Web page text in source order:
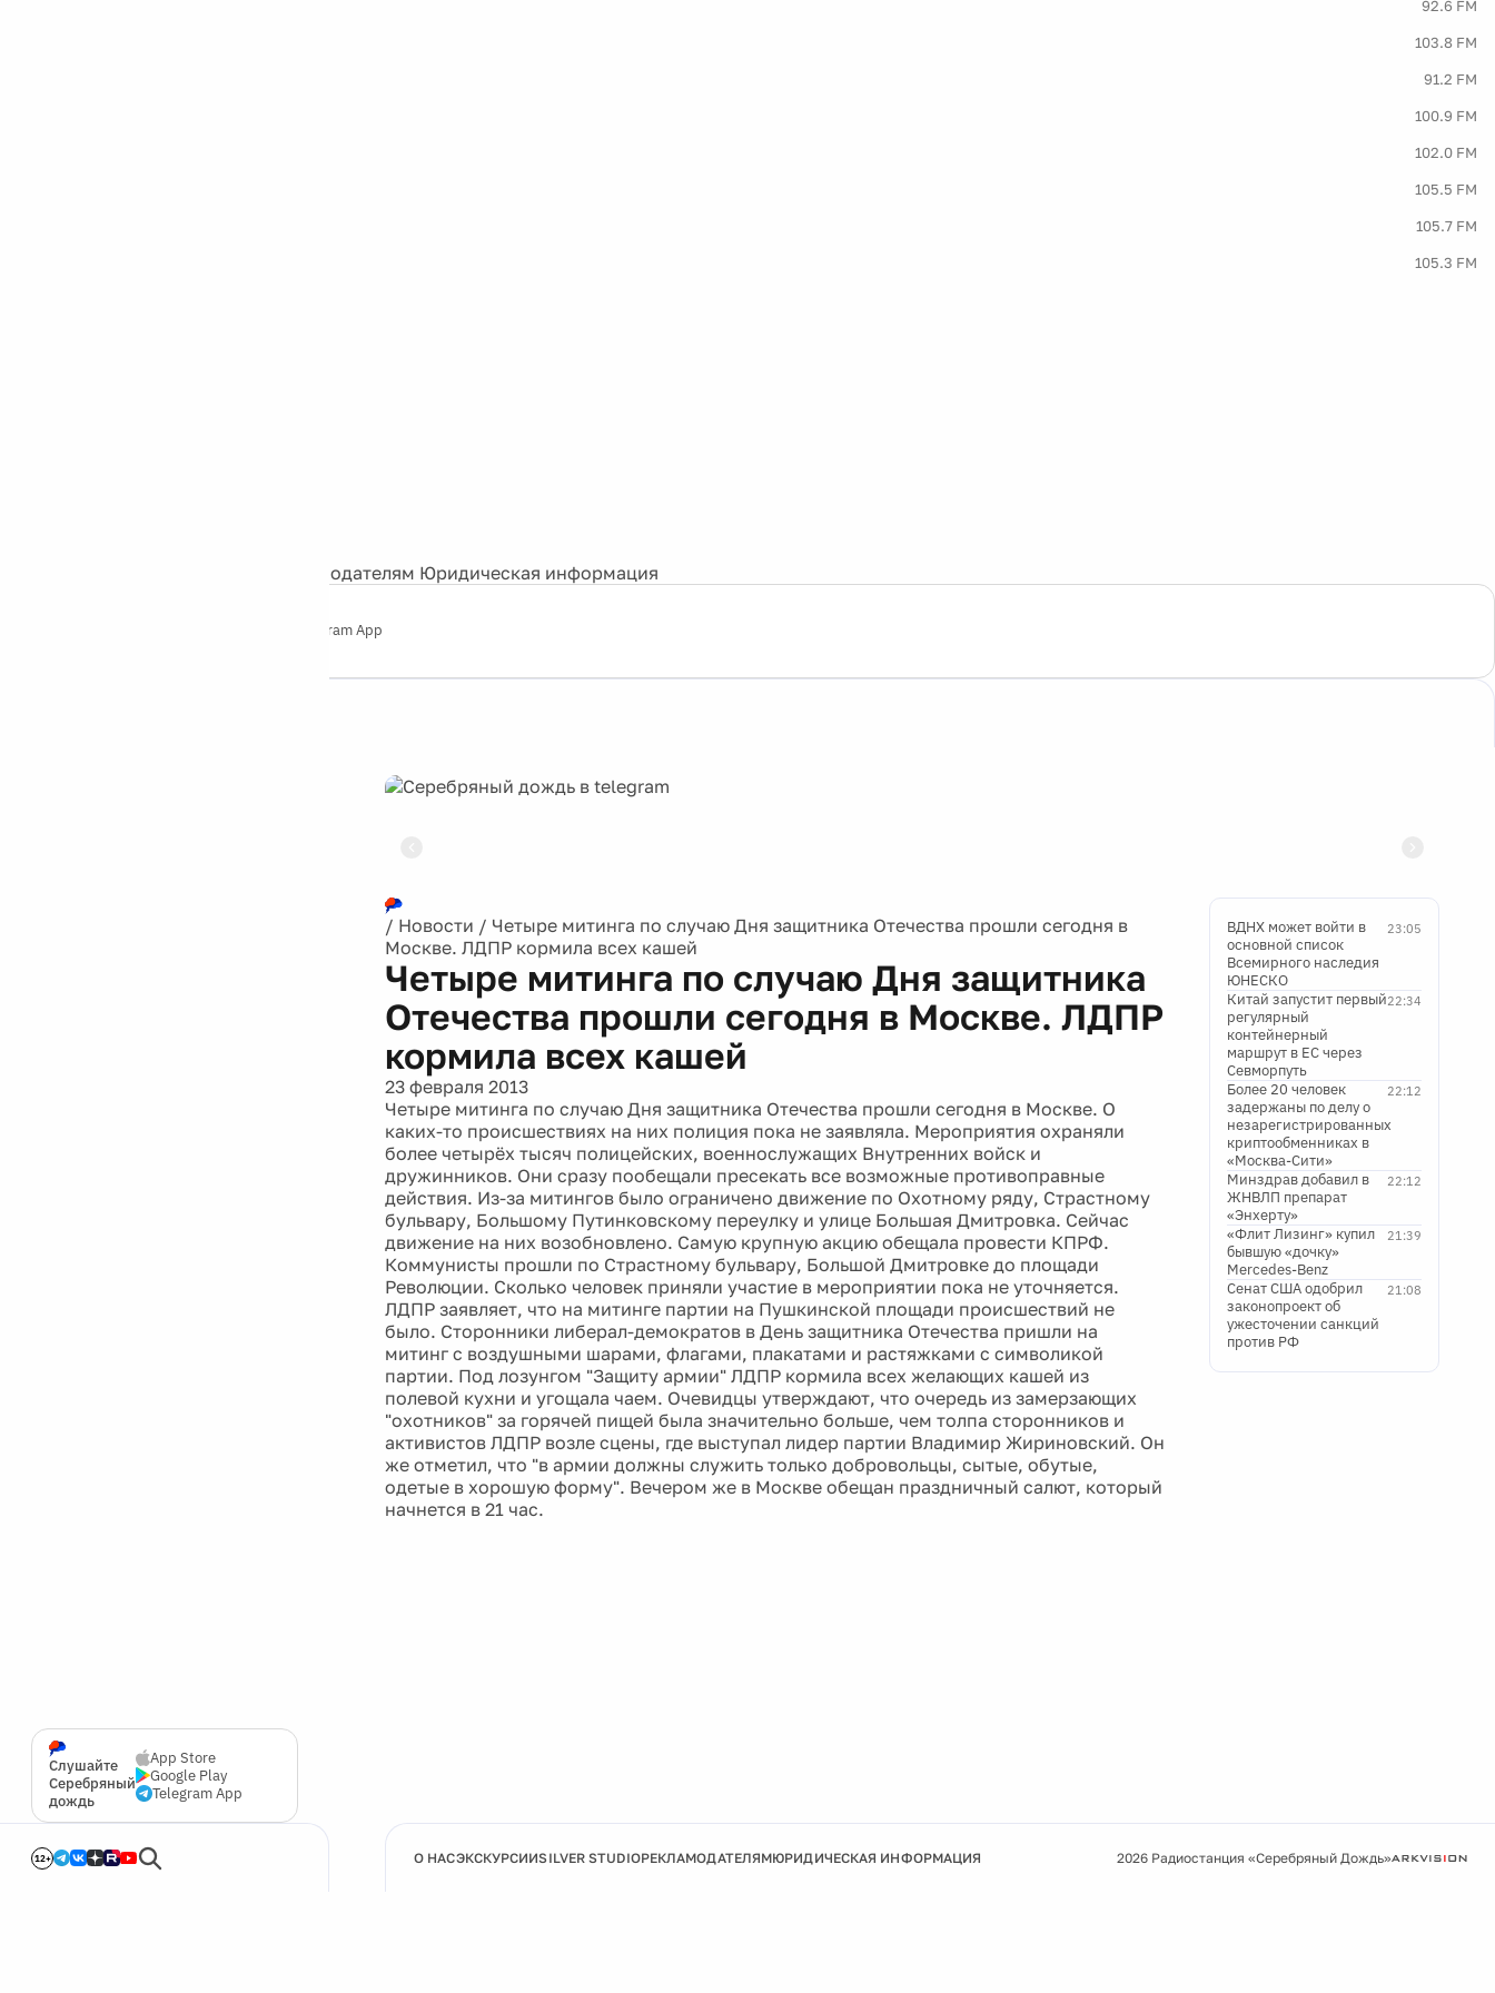
92.6 FM
103.8 FM
91.2 FM
100.9 FM
102.0 FM
105.5 FM
105.7 FM
105.3 FM
Рекламодателям Юридическая информация
Telegram App
Слушайте
Серебряный
дождь
App Store
Google Play
Telegram App
12+
/ Новости / Четыре митинга по случаю Дня защитника Отечества прошли сегодня в
Москве. ЛДПР кормила всех кашей
Четыре митинга по случаю Дня защитника
Отечества прошли сегодня в Москве. ЛДПР
кормила всех кашей
23 февраля 2013
Четыре митинга по случаю Дня защитника Отечества прошли сегодня в Москве. О
каких-то происшествиях на них полиция пока не заявляла. Мероприятия охраняли
более четырёх тысяч полицейских, военнослужащих Внутренних войск и
дружинников. Они сразу пообещали пресекать все возможные противоправные
действия. Из-за митингов было ограничено движение по Охотному ряду, Страстному
бульвару, Большому Путинковскому переулку и улице Большая Дмитровка. Сейчас
движение на них возобновлено. Самую крупную акцию обещала провести КПРФ.
Коммунисты прошли по Страстному бульвару, Большой Дмитровке до площади
Революции. Сколько человек приняли участие в мероприятии пока не уточняется.
ЛДПР заявляет, что на митинге партии на Пушкинской площади происшествий не
было. Сторонники либерал-демократов в День защитника Отечества пришли на
митинг с воздушными шарами, флагами, плакатами и растяжками с символикой
партии. Под лозунгом "Защиту армии" ЛДПР кормила всех желающих кашей из
полевой кухни и угощала чаем. Очевидцы утверждают, что очередь из замерзающих
"охотников" за горячей пищей была значительно больше, чем толпа сторонников и
активистов ЛДПР возле сцены, где выступал лидер партии Владимир Жириновский. Он
же отметил, что "в армии должны служить только добровольцы, сытые, обутые,
одетые в хорошую форму". Вечером же в Москве обещан праздничный салют, который
начнется в 21 час.
23:05
ВДНХ может войти в
основной список
Всемирного наследия
ЮНЕСКО
22:34
Китай запустит первый
регулярный
контейнерный
маршрут в ЕС через
Севморпуть
22:12
Более 20 человек
задержаны по делу о
незарегистрированных
криптообменниках в
«Москва-Сити»
22:12
Минздрав добавил в
ЖНВЛП препарат
«Энхерту»
21:39
«Флит Лизинг» купил
бывшую «дочку»
Mercedes-Benz
21:08
Сенат США одобрил
законопроект об
ужесточении санкций
против РФ
О НАСЭКСКУРСИИSILVER STUDIOРЕКЛАМОДАТЕЛЯМЮРИДИЧЕСКАЯ ИНФОРМАЦИЯ 2026 Радиостанция «Серебряный Дождь»